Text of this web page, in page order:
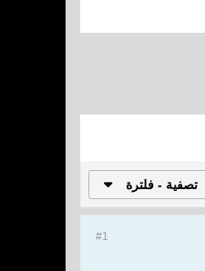
تصفية - فلترة
#1